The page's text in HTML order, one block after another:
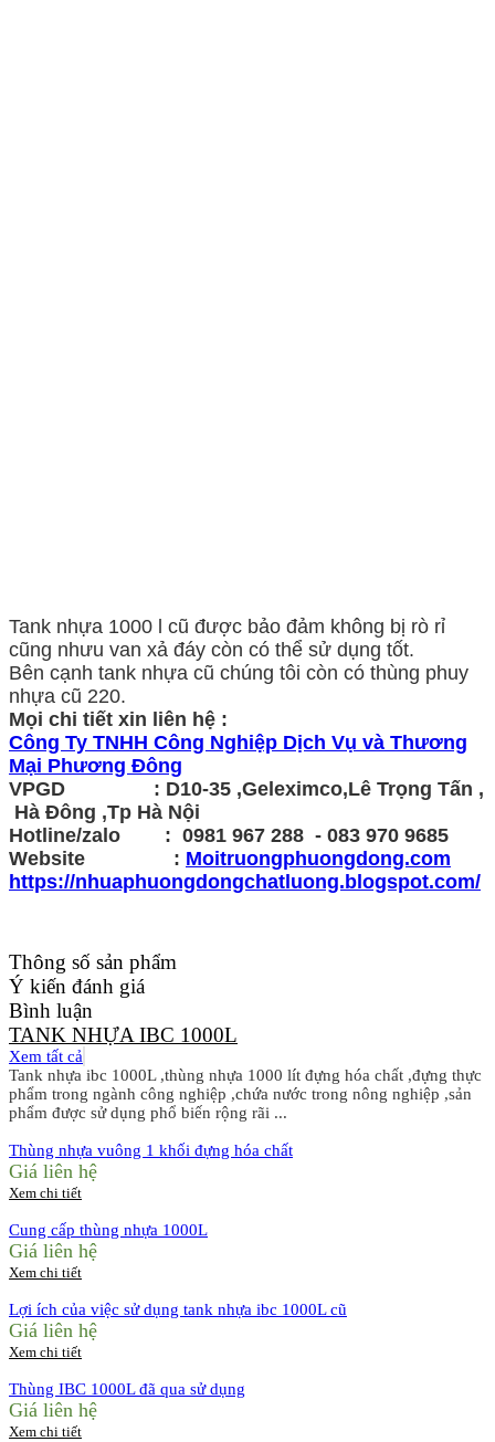
Tank nhựa 1000 l cũ được bảo đảm không bị rò rỉ
cũng nhưu van xả đáy còn có thể sử dụng tốt.
Bên cạnh tank nhựa cũ chúng tôi còn có thùng phuy
nhựa cũ 220.
Mọi chi tiết xin liên hệ :
Công Ty TNHH Công Nghiệp Dịch Vụ và Thương
Mại Phương Đông
VPGD : D10-35 ,Geleximco,Lê Trọng Tấn ,
Hà Đông ,Tp Hà Nội
Hotline/zalo : 0981 967 288 - 083 970 9685
Website : Moitruongphuongdong.com
https://nhuaphuongdongchatluong.blogspot.com/
Thông số sản phẩm
Ý kiến đánh giá
Bình luận
TANK NHỰA IBC 1000L
Xem tất cả
Tank nhựa ibc 1000L ,thùng nhựa 1000 lít đựng hóa chất ,đựng thực
phẩm trong ngành công nghiệp ,chứa nước trong nông nghiệp ,sản
phẩm được sử dụng phổ biến rộng rãi ...
Thùng nhựa vuông 1 khối đựng hóa chất
Giá liên hệ
Xem chi tiết
Cung cấp thùng nhựa 1000L
Giá liên hệ
Xem chi tiết
Lợi ích của việc sử dụng tank nhựa ibc 1000L cũ
Giá liên hệ
Xem chi tiết
Thùng IBC 1000L đã qua sử dụng
Giá liên hệ
Xem chi tiết